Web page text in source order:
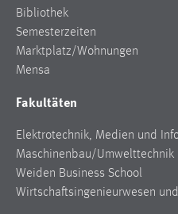
Bibliothek
Semesterzeiten
Marktplatz/Wohnungen
Mensa
Fakultäten
Elektrotechnik, Medien und
Maschinenbau/Umwelttechnik
Weiden Business School
Wirtschaftsingenieurwesen
_pk_ref, _pk_cvar, _pk_id,
Zweck:
Zugriffsstatistik
Max. 13 Monate
MARKETING
Marketing Cookies